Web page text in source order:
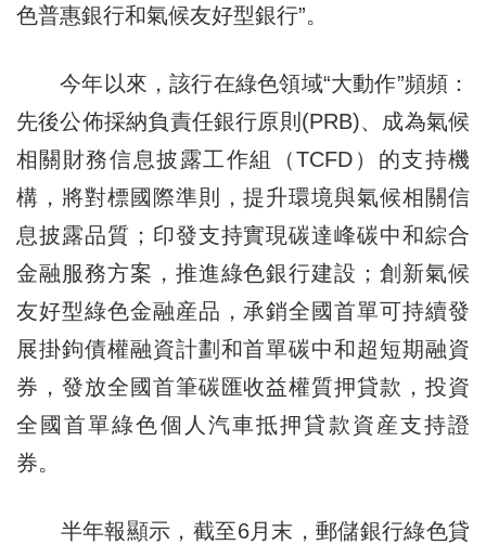
色普惠銀行和氣候友好型銀行”。
今年以來，該行在綠色領域“大動作”頻頻：
先後公佈採納負責任銀行原則(PRB)、成為氣候
相關財務信息披露工作組（TCFD）的支持機
構，將對標國際準則，提升環境與氣候相關信
息披露品質；印發支持實現碳達峰碳中和綜合
金融服務方案，推進綠色銀行建設；創新氣候
友好型綠色金融産品，承銷全國首單可持續發
展掛鉤債權融資計劃和首單碳中和超短期融資
券，發放全國首筆碳匯收益權質押貸款，投資
全國首單綠色個人汽車抵押貸款資産支持證
券。
半年報顯示，截至6月末，郵儲銀行綠色貸